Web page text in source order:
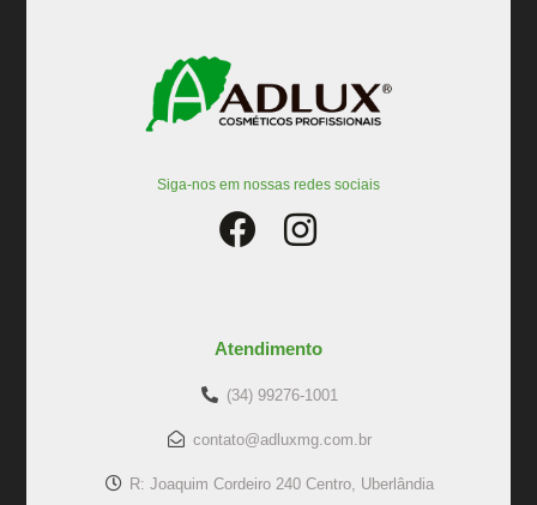
Siga-nos em nossas redes sociais
Atendimento
(34) 99276-1001
contato@adluxmg.com.br
R: Joaquim Cordeiro 240 Centro, Uberlândia